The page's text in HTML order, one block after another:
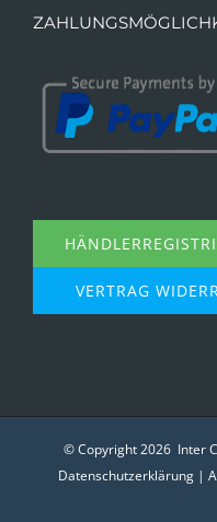
VERTRAG
© Copyright2026 Inter
Datenschutzerklärung |